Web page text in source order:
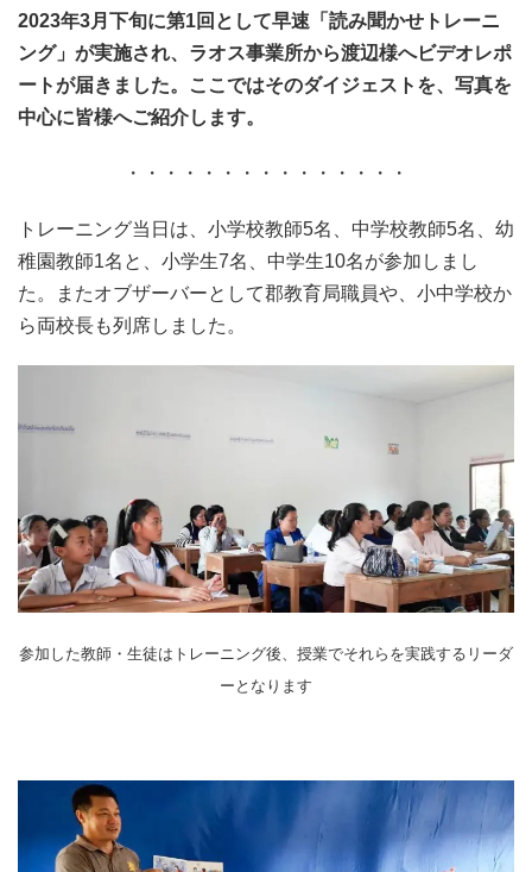
2023年3月下旬に第1回として早速「読み聞かせトレーニ
ング」が実施され、ラオス事業所から渡辺様へビデオレポ
ートが届きました。ここではそのダイジェストを、写真を
中心に皆様へご紹介します。
・・・・・・・・・・・・・・・
トレーニング当日は、小学校教師5名、中学校教師5名、幼
稚園教師1名と、小学生7名、中学生10名が参加しまし
た。またオブザーバーとして郡教育局職員や、小中学校か
ら両校長も列席しました。
参加した教師・生徒はトレーニング後、授業でそれらを実践するリーダ
ーとなります